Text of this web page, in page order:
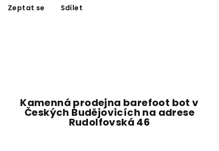
Zeptat se Sdílet
Kamenná prodejna barefoot bot v
Českých Budějovicích na adrese
Rudolfovská 46